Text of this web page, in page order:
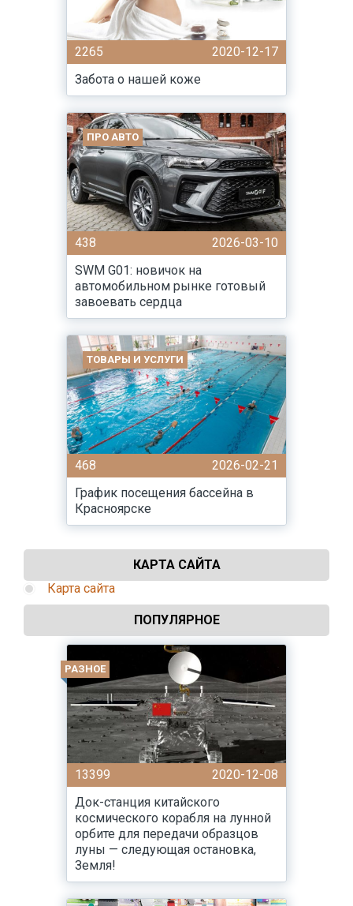
2265
2020-12-17
Забота о нашей коже
ПРО АВТО
438
2026-03-10
SWM G01: новичок на
автомобильном рынке готовый
завоевать сердца
ТОВАРЫ И УСЛУГИ
468
2026-02-21
График посещения бассейна в
Красноярске
КАРТА САЙТА
Карта сайта
ПОПУЛЯРНОЕ
РАЗНОЕ
13399
2020-12-08
Док-станция китайского
космического корабля на лунной
орбите для передачи образцов
луны — следующая остановка,
Земля!